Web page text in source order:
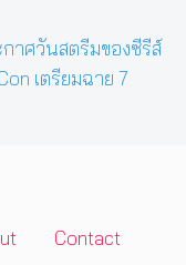
กาศวันสตรีมของซีรีส์
เตรียมฉาย 7
Contact